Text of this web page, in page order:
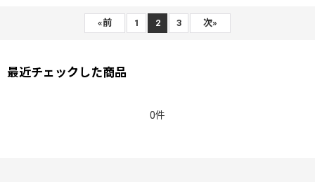
«前 1 2 3 次»
最近チェックした商品
0件